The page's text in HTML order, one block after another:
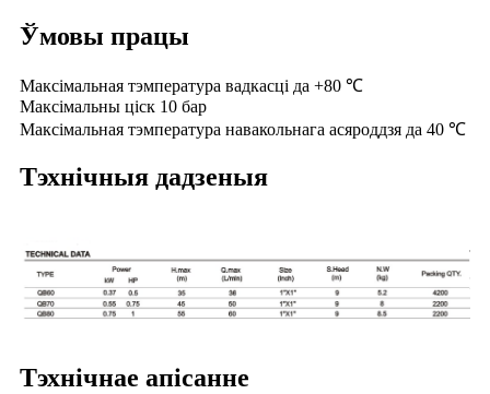
Ўмовы працы
Максімальная тэмпература вадкасці да +80 ℃
Максімальны ціск 10 бар
Максімальная тэмпература навакольнага асяроддзя да 40 ℃
Тэхнічныя дадзеныя
Тэхнічнае апісанне